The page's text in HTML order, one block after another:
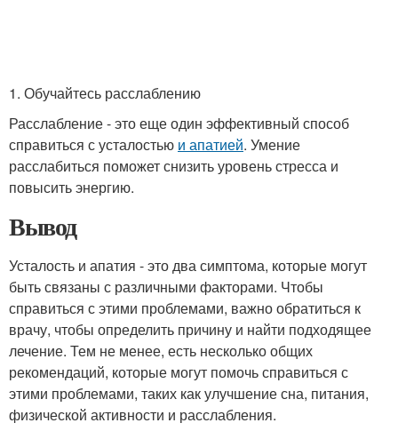
1. Обучайтесь расслаблению
Расслабление - это еще один эффективный способ
справиться с усталостью и апатией. Умение
расслабиться поможет снизить уровень стресса и
повысить энергию.
Вывод
Усталость и апатия - это два симптома, которые могут
быть связаны с различными факторами. Чтобы
справиться с этими проблемами, важно обратиться к
врачу, чтобы определить причину и найти подходящее
лечение. Тем не менее, есть несколько общих
рекомендаций, которые могут помочь справиться с
этими проблемами, таких как улучшение сна, питания,
физической активности и расслабления.